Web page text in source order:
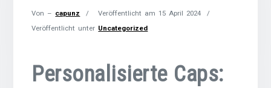
Von – capunz Veröffentlicht am15 April 2024
Veröffentlicht unter Uncategorized
Personalisierte Caps: